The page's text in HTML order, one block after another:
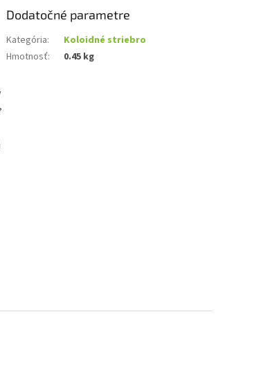
Dodatočné parametre
Kategória:
Koloidné striebro
Hmotnosť: 0.45 kg